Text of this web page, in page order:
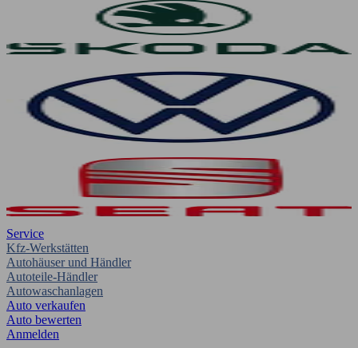
Service
Kfz-Werkstätten
Autohäuser und Händler
Autoteile-Händler
Autowaschanlagen
Auto verkaufen
Auto bewerten
Anmelden